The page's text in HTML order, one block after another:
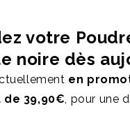
votre
noire dès
en
de 39,90€, pour une